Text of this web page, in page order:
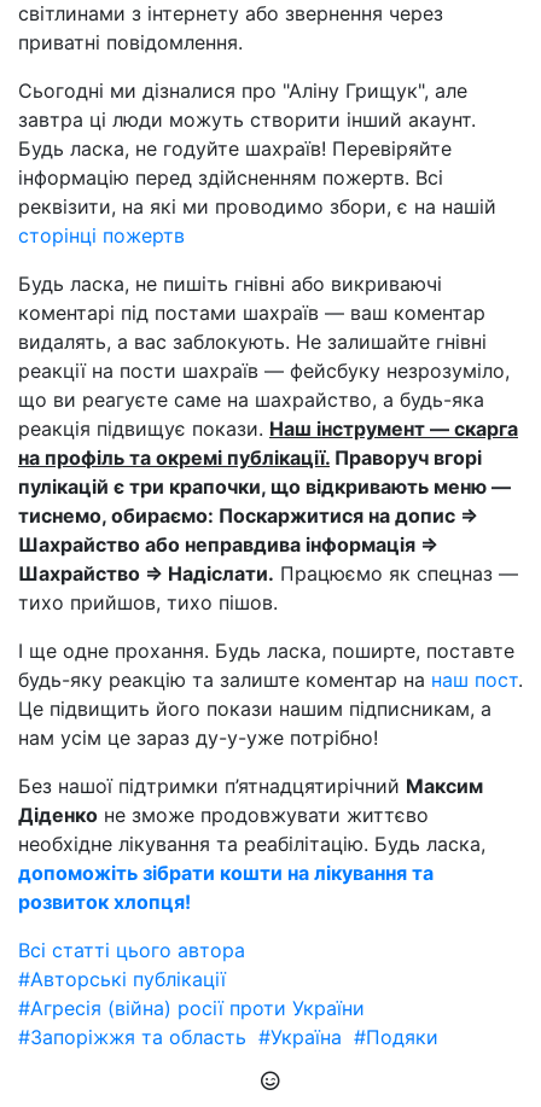
світлинами з інтернету або звернення через
приватні повідомлення.
Сьогодні ми дізналися про "Аліну Грищук", але
завтра ці люди можуть створити інший акаунт.
Будь ласка, не годуйте шахраїв! Перевіряйте
інформацію перед здійсненням пожертв. Всі
реквізити, на які ми проводимо збори, є на нашій
сторінці пожертв
Будь ласка, не пишіть гнівні або викриваючі
коментарі під постами шахраїв — ваш коментар
видалять, а вас заблокують. Не залишайте гнівні
реакції на пости шахраїв — фейсбуку незрозуміло,
що ви реагуєте саме на шахрайство, а будь-яка
реакція підвищує покази. Наш інструмент — скарга
на профіль та окремі публікації. Праворуч вгорі
пулікацій є три крапочки, що відкривають меню —
тиснемо, обираємо: Поскаржитися на допис =>
Шахрайство або неправдива інформація =>
Шахрайство => Надіслати. Працюємо як спецназ —
тихо прийшов, тихо пішов.
І ще одне прохання. Будь ласка, поширте, поставте
будь-яку реакцію та залиште коментар на наш пост.
Це підвищить його покази нашим підписникам, а
нам усім це зараз ду-у-уже потрібно!
Без нашої підтримки п’ятнадцятирічний Максим
Діденко не зможе продовжувати життєво
необхідне лікування та реабілітацію. Будь ласка,
допоможіть зібрати кошти на лікування та
розвиток хлопця!
Всі статті цього автора
#Авторські публікації
#Агресія (війна) росії проти України
#Запоріжжя та область #Україна #Подяки